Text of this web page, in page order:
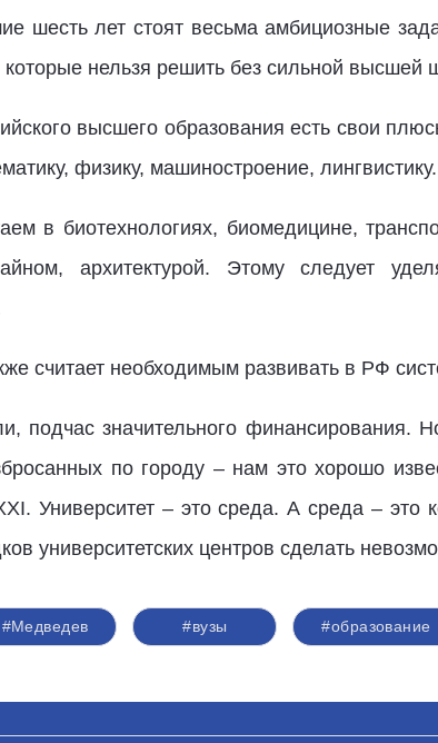
шесть лет стоят весьма амбициозные
которые нельзя решить без сильной высшей
высшего образования есть свои
физику, машиностроение, лингвистику.
в биотехнологиях, биомедицине,
архитектурой. Этому следует
считает необходимым развивать в РФ
подчас значительного финансирования.
по городу – нам это хорошо
Университет – это среда. А среда – это
университетских центров сделать
#Медведев #вузы #образование